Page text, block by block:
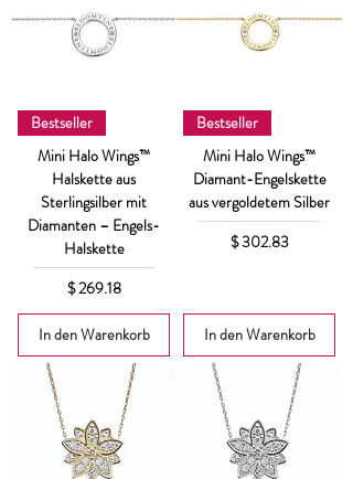
Bestseller
Mini Halo Wings™
Halskette aus
Sterlingsilber mit
Diamanten – Engels-
Halskette
Preis
$ 269.18
In den Warenkorb
Bestseller
Mini Halo Wings™
Diamant-Engelskette
aus vergoldetem Silber
Preis
$ 302.83
In den Warenkorb